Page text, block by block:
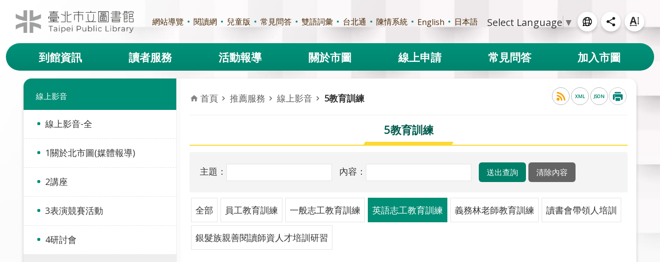
跳到主要內容區塊
網站導覽 閱讀網 兒童版 常見問答 雙語詞彙 台北通 陳情系統 English 日本語 Select Language ▼
到館資訊 讀者服務 活動報導 關於市圖 線上申請 常見問答 加入市圖
線上影音
線上影音-全
1關於北市圖(媒體報導)
2講座
3表演競賽活動
4研討會
首頁 推薦服務 線上影音 5教育訓練 XML JSON
5教育訓練
主題： 內容：
全部 員工教育訓練 一般志工教育訓練 英語志工教育訓練 義務林老師教育訓練 讀書會帶領人培訓
銀髮族親善閱讀師資人才培訓研習